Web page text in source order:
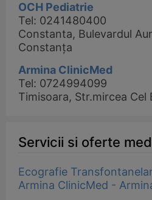
OCH Pediatrie
Tel: 0241480400
Constanta, Bulevardul
Constanța
Armina ClinicMed
Tel: 0724994099
Timisoara, Str.mircea Cel
Servicii si oferte
Ecografie
Armina ClinicMed -